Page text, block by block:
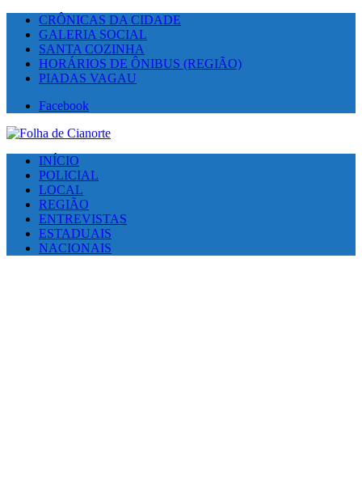
CRÔNICAS DA CIDADE
GALERIA SOCIAL
SANTA COZINHA
HORÁRIOS DE ÔNIBUS (REGIÃO)
PIADAS VAGAU
Facebook
INÍCIO
POLICIAL
LOCAL
REGIÃO
ENTREVISTAS
ESTADUAIS
NACIONAIS